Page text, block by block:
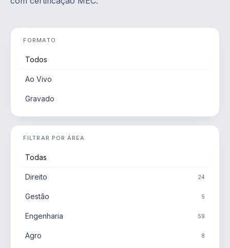
FORMATO
Todos
Ao Vivo
Gravado
FILTRAR POR ÁREA
Todas
Direito 24
Gestão 5
Engenharia 59
Agro 8